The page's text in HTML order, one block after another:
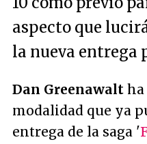
aspecto que
la nueva entrega
Dan Greenawalt
modalidad que ya
entrega de la saga '